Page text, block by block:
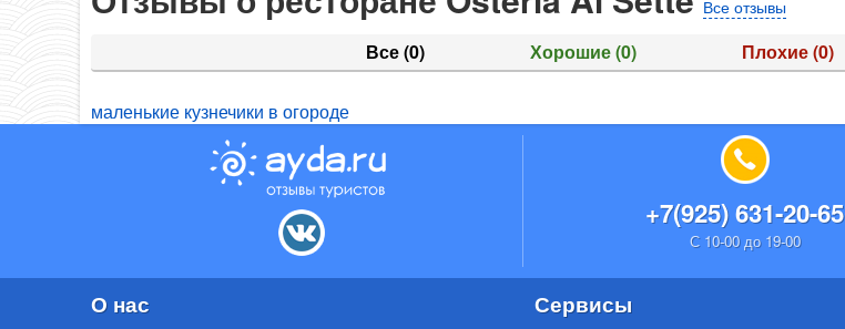
Все отзывы
Все(0) Хорошие(0) Плохие(0)
маленькие кузнечики в огороде
+7(925) 631-20-65
С 10-00 до 19-00
О нас Сервисы